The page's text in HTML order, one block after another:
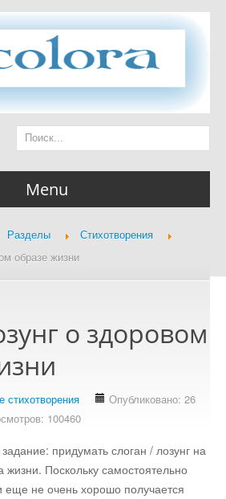
Menu
Разделы
Стихотворения
образе жизни
о здоровом
стихотворения
Опубликовано: 26
100460
придумать слоган / лозунг на
жизни. Поскольку самостоятельно
еще не очень хорошо получается